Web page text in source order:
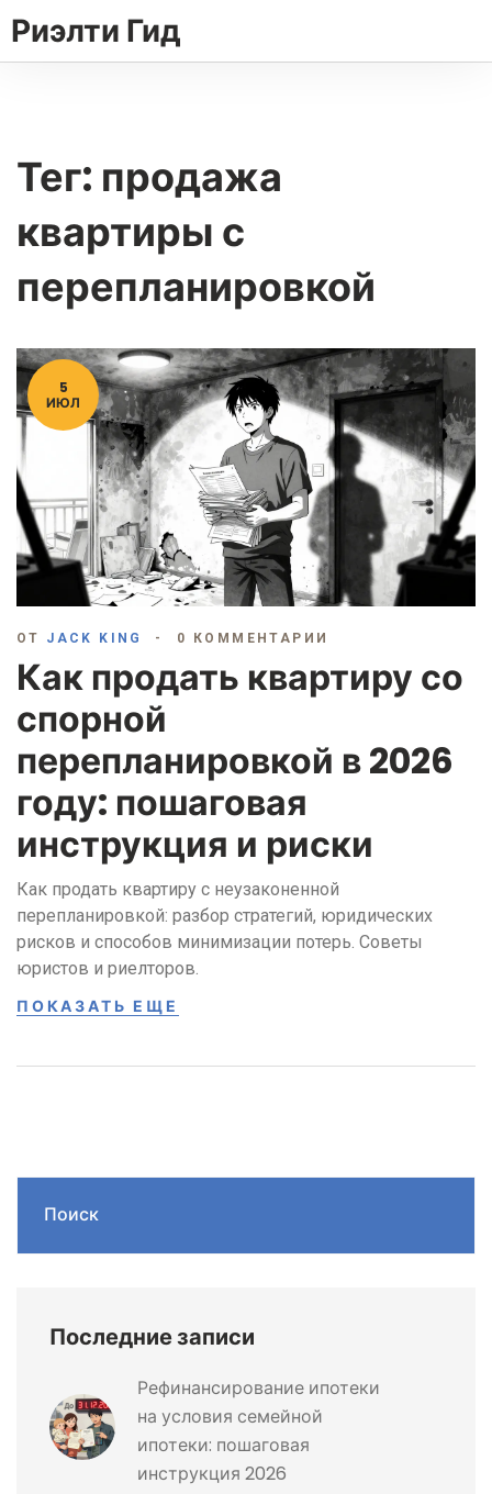
Риэлти Гид
Тег: продажа
квартиры с
перепланировкой
5
ИЮЛ
ОТ JACK KING 0 КОММЕНТАРИИ
Как продать квартиру со
спорной
перепланировкой в 2026
году: пошаговая
инструкция и риски
Как продать квартиру с неузаконенной
перепланировкой: разбор стратегий, юридических
рисков и способов минимизации потерь. Советы
юристов и риелторов.
ПОКАЗАТЬ ЕЩЕ
Поиск
Последние записи
Рефинансирование ипотеки
на условия семейной
ипотеки: пошаговая
инструкция 2026